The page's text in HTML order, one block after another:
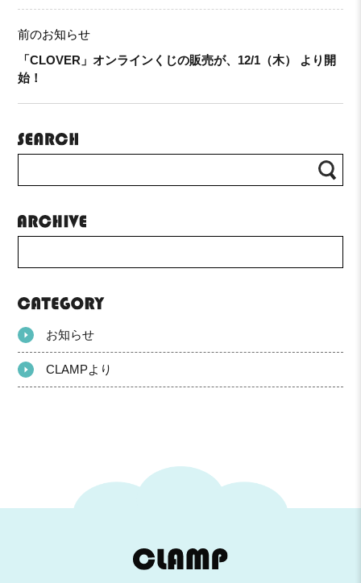
前のお知らせ
「CLOVER」オンラインくじの販売が、12/1（木） より開
始！
お知らせ
CLAMPより